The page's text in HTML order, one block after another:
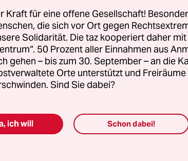
so gar nicht gelungen. Der
sondern wirkt tendenziell
Grundstücksproblematik im
und sorgte dafür,
Schneider.
Kraft für eine offene Gesellschaft!
die sich vor Ort gegen
Solidarität. Die taz kooperiert daher mit
50 Prozent aller Einnahmen aus
gehen – bis zum 30. September – an die
Orte unterstützt und Freiräume
Sind Sie dabei?
ich will Schon dabei!